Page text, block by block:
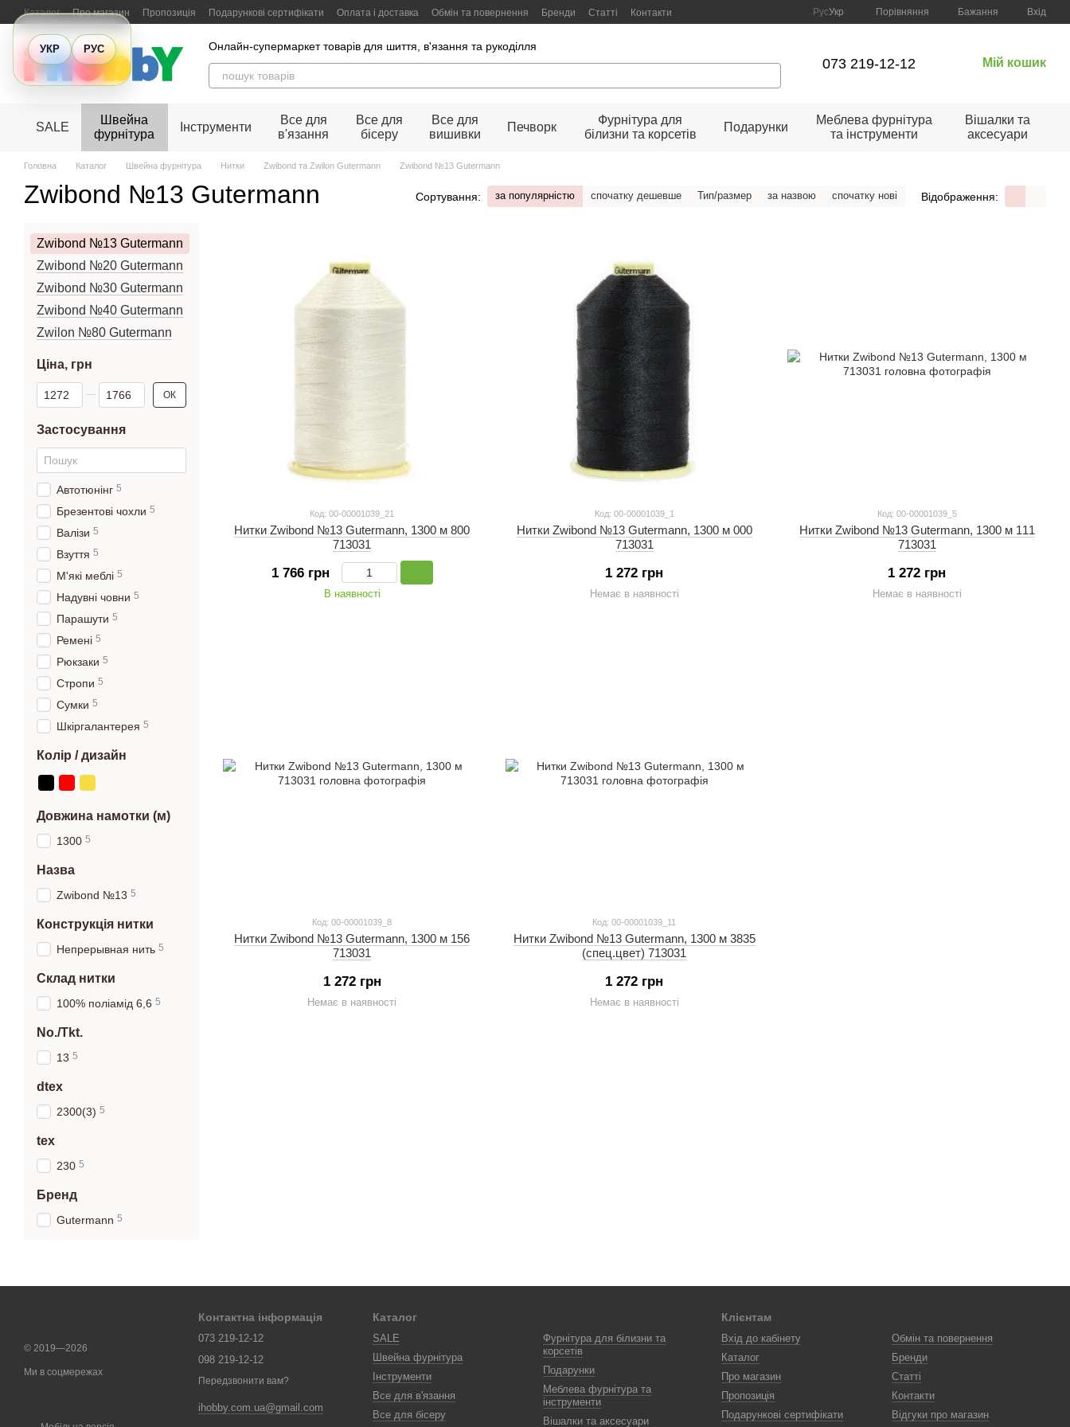
УКР РУС
Перейти до основного контенту
Каталог Про магазин Пропозиція Подарункові сертифікати Оплата і доставка Обмін та повернення Бренди Статті
Контакти
РусУкр Порівняння Бажання Вхід
Онлайн-супермаркет товарів для шиття, в'язання та рукоділля
073 219-12-12 Мій кошик
SALE
Швейна
фурнітура
Інструменти
Все для
в'язання
Все для
бісеру
Все для
вишивки
Печворк
Фурнітура для
білизни та корсетів
Подарунки
Меблева фурнітура
та інструменти
Вішалки та
аксесуари
Головна Каталог Швейна фурнітура Нитки Zwibond та Zwilon Gutermann Zwibond №13 Gutermann
Zwibond №13 Gutermann Сортування: за популярністю спочатку дешевше Тип/размер за назвою спочатку нові Відображення:
Код: 00-00001039_21
Нитки Zwibond №13 Gutermann, 1300 м 800
713031
1 766 грн
В наявності
Код: 00-00001039_1
Нитки Zwibond №13 Gutermann, 1300 м 000
713031
1 272 грн
Немає в наявності
Код: 00-00001039_5
Нитки Zwibond №13 Gutermann, 1300 м 111
713031
1 272 грн
Немає в наявності
Код: 00-00001039_8
Нитки Zwibond №13 Gutermann, 1300 м 156
713031
1 272 грн
Немає в наявності
Код: 00-00001039_11
Нитки Zwibond №13 Gutermann, 1300 м 3835
(спец.цвет) 713031
1 272 грн
Немає в наявності
Zwibond №13 Gutermann
Zwibond №20 Gutermann
Zwibond №30 Gutermann
Zwibond №40 Gutermann
Zwilon №80 Gutermann
Ціна, грн
Від Ціна, грн
До Ціна, грн ОК
Застосування
Автотюнінг 5
Брезентові чохли 5
Валізи 5
Взуття 5
М'які меблі 5
Надувні човни 5
Парашути 5
Ремені 5
Рюкзаки 5
Стропи 5
Сумки 5
Шкіргалантерея 5
Колір / дизайн
Довжина намотки (м)
1300 5
Назва
Zwibond №13 5
Конструкція нитки
Непрерывная нить 5
Склад нитки
100% поліамід 6,6 5
No./Tkt.
13 5
dtex
2300(3) 5
tex
230 5
Бренд
Gutermann 5
© 2019—2026
Ми в соцмережах
Контактна інформація
073 219-12-12
098 219-12-12
Передзвонити вам?
ihobby.com.ua@gmail.com
Каталог
SALE
Швейна фурнітура
Інструменти
Все для в'язання
Все для бісеру
Фурнітура для білизни та
корсетів
Подарунки
Меблева фурнітура та
інструменти
Вішалки та аксесуари
Клієнтам
Вхід до кабінету
Каталог
Про магазин
Пропозиція
Подарункові сертифікати
Обмін та повернення
Бренди
Статті
Контакти
Відгуки про магазин